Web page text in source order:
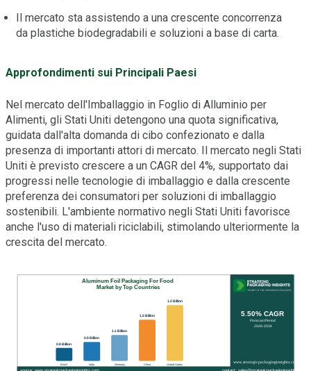
Il mercato sta assistendo a una crescente concorrenza
da plastiche biodegradabili e soluzioni a base di carta.
Approfondimenti sui Principali Paesi
Nel mercato dell'Imballaggio in Foglio di Alluminio per
Alimenti, gli Stati Uniti detengono una quota significativa,
guidata dall'alta domanda di cibo confezionato e dalla
presenza di importanti attori di mercato. Il mercato negli Stati
Uniti è previsto crescere a un CAGR del 4%, supportato dai
progressi nelle tecnologie di imballaggio e dalla crescente
preferenza dei consumatori per soluzioni di imballaggio
sostenibili. L'ambiente normativo negli Stati Uniti favorisce
anche l'uso di materiali riciclabili, stimolando ulteriormente la
crescita del mercato.